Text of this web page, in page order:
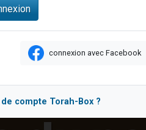
connexion avec Facebook
compte Torah-Box ?